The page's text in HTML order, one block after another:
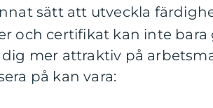
sätt att utveckla
och certifikat kan inte
dig mer attraktiv på
på kan vara: